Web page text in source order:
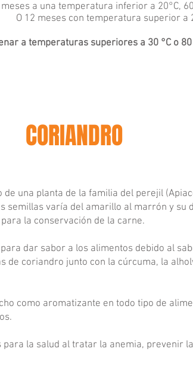
a una temperatura inferior a 20°C,
O 12 meses con temperatura superior a
a temperaturas superiores a 30 °C o
CORIANDRO
una planta de la familia del perejil
semillas varía del amarillo al marrón y su
la conservación de la carne.
dar sabor a los alimentos debido al
de coriandro junto con la cúrcuma, la
como aromatizante en todo tipo de
la salud al tratar la anemia, prevenir